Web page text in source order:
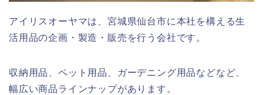
アイリスオーヤマは、宮城県仙台市に本社を構える生
活用品の企画・製造・販売を行う会社です。
収納用品、ペット用品、ガーデニング用品などなど、
幅広い商品ラインナップがあります。